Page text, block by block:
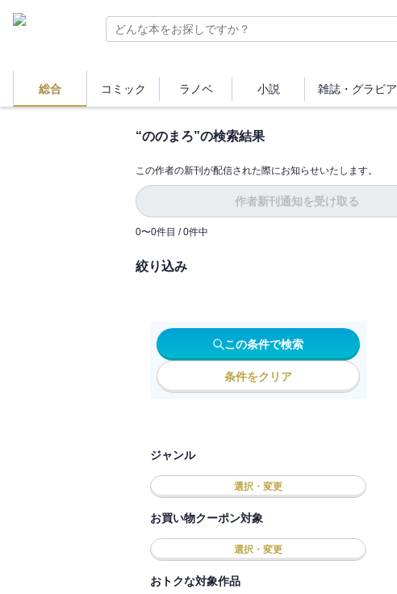
総合 コミック ラノベ 小説 雑誌・ グラビア
“ののまろ”の検索結果
この作者の新刊が配信された際にお知らせいたします。
作者新刊通知を受け取る
0〜0件目 / 0件中
絞り込み
この条件で検索
条件をクリア
ジャンル
選択・変更
お買い物クーポン対象
選択・変更
おトクな対象作品